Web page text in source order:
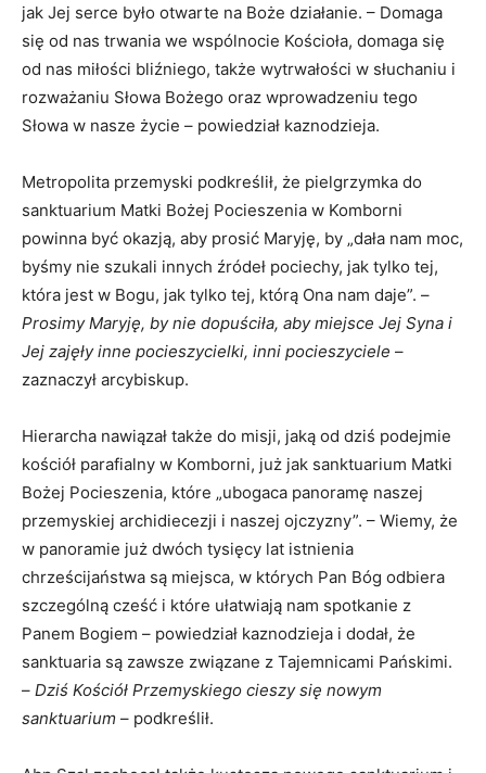
jak Jej serce było otwarte na Boże działanie. – Domaga
się od nas trwania we wspólnocie Kościoła, domaga się
od nas miłości bliźniego, także wytrwałości w słuchaniu i
rozważaniu Słowa Bożego oraz wprowadzeniu tego
Słowa w nasze życie – powiedział kaznodzieja.
Metropolita przemyski podkreślił, że pielgrzymka do
sanktuarium Matki Bożej Pocieszenia w Komborni
powinna być okazją, aby prosić Maryję, by „dała nam moc,
byśmy nie szukali innych źródeł pociechy, jak tylko tej,
która jest w Bogu, jak tylko tej, którą Ona nam daje”. –
Prosimy Maryję, by nie dopuściła, aby miejsce Jej Syna i
Jej zajęły inne pocieszycielki, inni pocieszyciele –
zaznaczył arcybiskup.
Hierarcha nawiązał także do misji, jaką od dziś podejmie
kościół parafialny w Komborni, już jak sanktuarium Matki
Bożej Pocieszenia, które „ubogaca panoramę naszej
przemyskiej archidiecezji i naszej ojczyzny”. – Wiemy, że
w panoramie już dwóch tysięcy lat istnienia
chrześcijaństwa są miejsca, w których Pan Bóg odbiera
szczególną cześć i które ułatwiają nam spotkanie z
Panem Bogiem – powiedział kaznodzieja i dodał, że
sanktuaria są zawsze związane z Tajemnicami Pańskimi.
– Dziś Kościół Przemyskiego cieszy się nowym
sanktuarium – podkreślił.